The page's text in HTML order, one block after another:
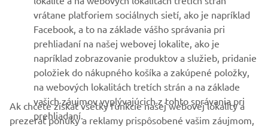
BULLETIN
Získajte medzi prvými informácie o najnovších ponukách,
špeciálnych akciách, nových verziách a mnoho ďalšieho
PRIHLÁSIŤ SA NA ODBER
Facebook, a to na základe vášho správania pri
prehliadaní na našej webovej lokalite, ako je
napríklad zobrazovanie produktov a služieb, pridanie
položiek do nákupného košíka a zakúpené položky,
na webových lokalitách tretích strán a na základe
vašich záujmov vyplývajúcich z tohto správania pri
prehliadaní.
Súbory cookies sociálnych sietí na poskytnutie
možnosti prezerania videí na našej webovej lokalite
Ak chcete získať všetky funkcie našej webovej lokality a
prezerať ponuky a reklamy prispôsobené vašim záujmom,
súhlaste so sledovacími/reklamnými súbormi cookies a